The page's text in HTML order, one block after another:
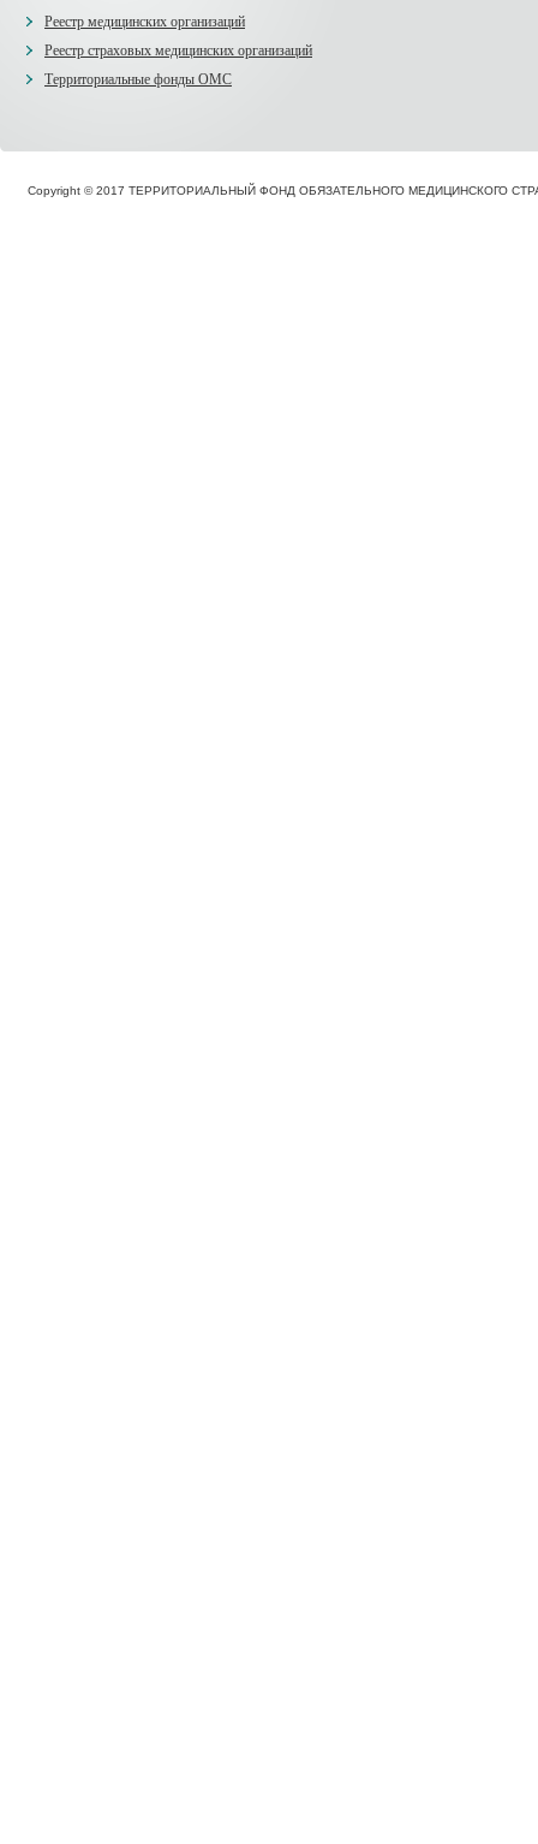
Реестр медицинских организаций
Реестр страховых медицинских организаций
Территориальные фонды ОМС
Copyright © 2017 ТЕРРИТОРИАЛЬНЫЙ ФОНД ОБЯЗАТЕЛЬНОГО МЕДИЦИНСКОГО